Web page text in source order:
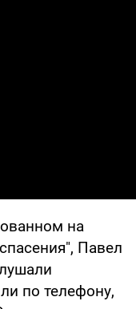
на
Павел
по телефону,